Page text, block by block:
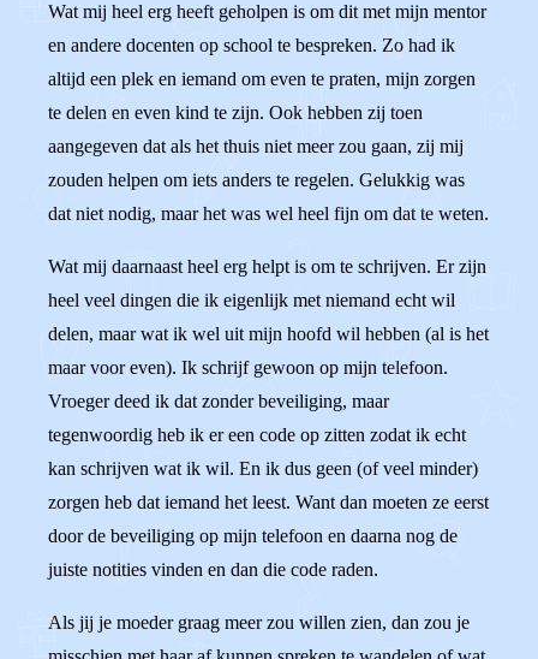
Wat mij heel erg heeft geholpen is om dit met mijn mentor
en andere docenten op school te bespreken. Zo had ik
altijd een plek en iemand om even te praten, mijn zorgen
te delen en even kind te zijn. Ook hebben zij toen
aangegeven dat als het thuis niet meer zou gaan, zij mij
zouden helpen om iets anders te regelen. Gelukkig was
dat niet nodig, maar het was wel heel fijn om dat te weten.
Wat mij daarnaast heel erg helpt is om te schrijven. Er zijn
heel veel dingen die ik eigenlijk met niemand echt wil
delen, maar wat ik wel uit mijn hoofd wil hebben (al is het
maar voor even). Ik schrijf gewoon op mijn telefoon.
Vroeger deed ik dat zonder beveiliging, maar
tegenwoordig heb ik er een code op zitten zodat ik echt
kan schrijven wat ik wil. En ik dus geen (of veel minder)
zorgen heb dat iemand het leest. Want dan moeten ze eerst
door de beveiliging op mijn telefoon en daarna nog de
juiste notities vinden en dan die code raden.
Als jij je moeder graag meer zou willen zien, dan zou je